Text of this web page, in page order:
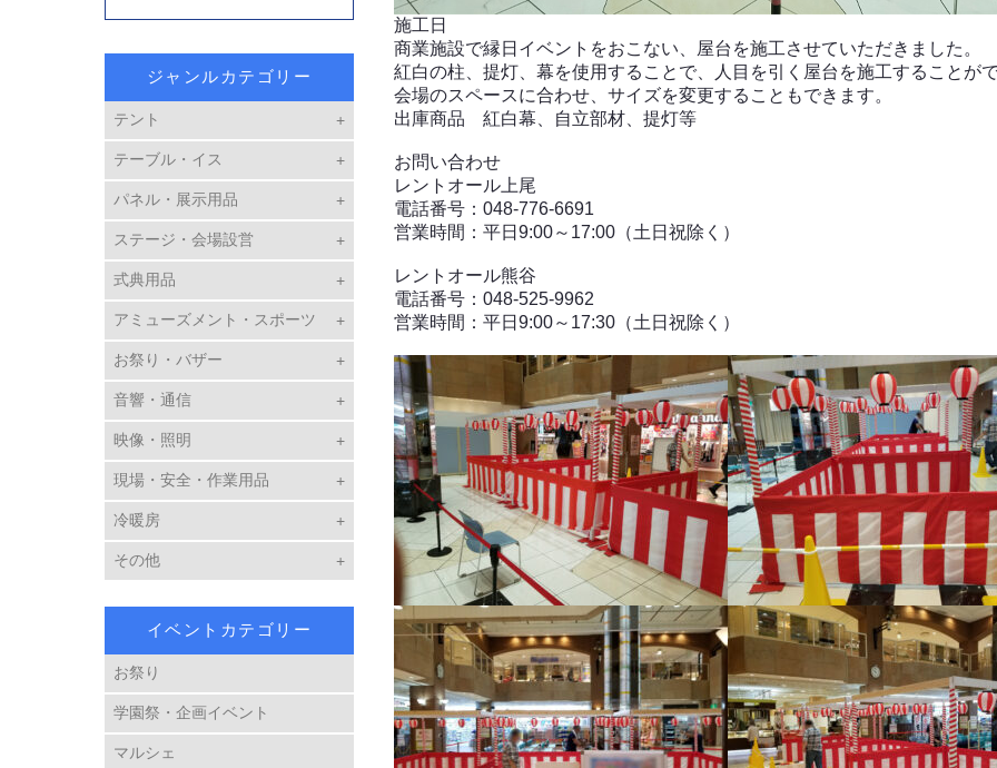
ジャンルカテゴリー
テント
テーブル・イス
パネル・展示用品
ステージ・会場設営
式典用品
アミューズメント・スポーツ
お祭り・バザー
音響・通信
映像・照明
現場・安全・作業用品
冷暖房
その他
イベントカテゴリー
お祭り
学園祭・企画イベント
マルシェ
施工日
商業施設で縁日イベントをおこない、屋台を施工させていただきました。
紅白の柱、提灯、幕を使用することで、人目を引く屋台を施工することが
会場のスペースに合わせ、サイズを変更することもできます。
出庫商品 紅白幕、自立部材、提灯等
お問い合わせ
レントオール上尾
電話番号：048-776-6691
営業時間：平日9:00～17:00（土日祝除く）
レントオール熊谷
電話番号：048-525-9962
営業時間：平日9:00～17:30（土日祝除く）